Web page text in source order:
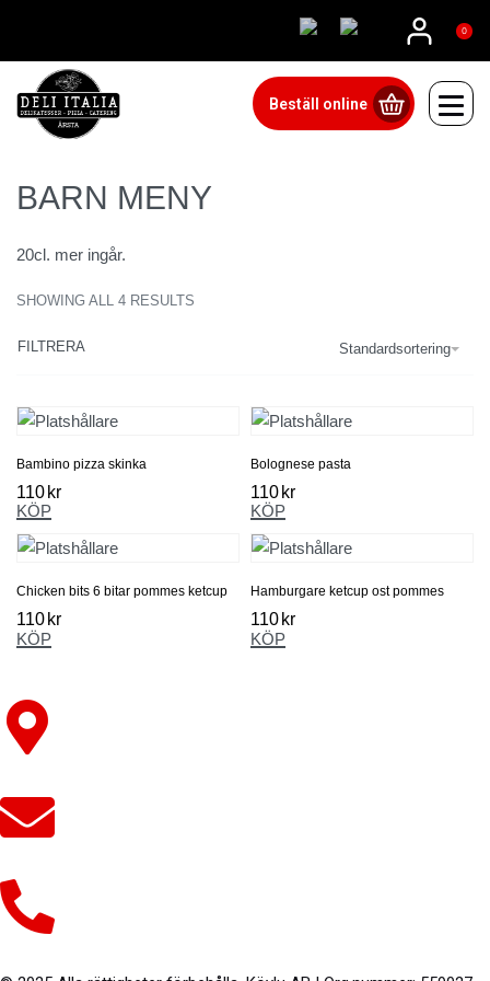
0
Beställ online
BARN MENY
20cl. mer ingår.
SHOWING ALL 4 RESULTS
Standardsortering
FILTRERA
Bambino pizza skinka
110 kr
KÖP
Bolognese pasta
110 kr
KÖP
Chicken bits 6 bitar pommes ketcup
110 kr
KÖP
Hamburgare ketcup ost pommes
110 kr
KÖP